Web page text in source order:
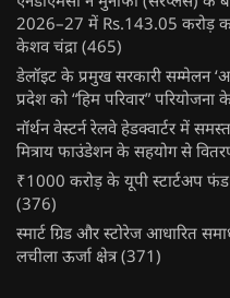
2026–27 में Rs.143.05 करोड़
केशव चंद्रा (465)
डेलॉइट के प्रमुख सरकारी सम्मेलन
प्रदेश को “हिम परिवार”
नॉर्थन वेस्टर्न रेलवे हेडक्वार्टर में
मित्राय फाउंडेशन के सहयोग से
₹1000 करोड़ के यूपी स्टार्टअप
(376)
स्मार्ट ग्रिड और स्टोरेज आधारित
लचीला ऊर्जा क्षेत्र (371)